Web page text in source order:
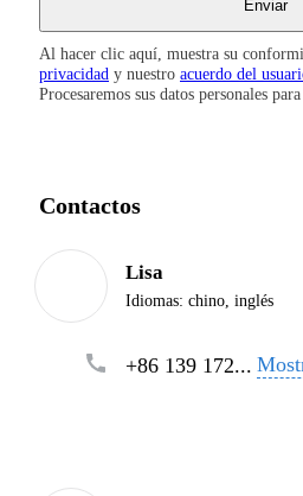
Al hacer clic aquí, muestra su
privacidad y nuestro acuerdo del
Procesaremos sus datos personales
Contactos
Lisa
Idiomas: chino, inglés
+86 139 172...